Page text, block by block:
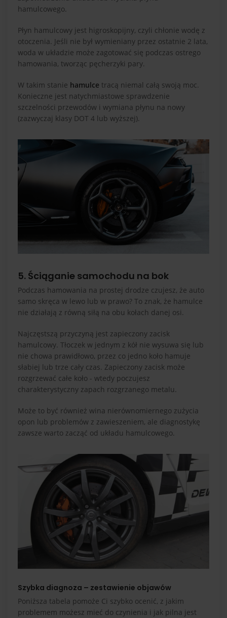
hamulcowego.
Płyn hamulcowy jest higroskopijny, czyli chłonie wodę z
otoczenia. Jeśli nie był wymieniany przez ostatnie 2 lata,
woda w układzie może zagotować się podczas ostrego
hamowania, tworząc pęcherzyki pary.
W takim stanie hamulce tracą niemal całą swoją moc.
Konieczne jest natychmiastowe sprawdzenie
szczelności przewodów i wymiana płynu na nowy
(zazwyczaj klasy DOT 4 lub wyższej).
5. Ściąganie samochodu na bok
Podczas hamowania na prostej drodze czujesz, że auto
samo skręca w lewo lub w prawo? To znak, że hamulce
nie działają z równą siłą na obu kołach danej osi.
Najczęstszą przyczyną jest zapieczony zacisk
hamulcowy. Tłoczek w jednym z kół nie wysuwa się lub
nie chowa prawidłowo, przez co jedno koło hamuje
słabiej lub trze cały czas. Zapieczony zacisk może
rozgrzewać całe koło - wtedy poczujesz
charakterystyczny zapach rozgrzanego metalu.
Może to być również wina nierównomiernego zużycia
opon lub problemów z zawieszeniem, ale diagnostykę
zawsze warto zacząć od układu hamulcowego.
Szybka diagnoza – zestawienie objawów
Poniższa tabela pomoże Ci szybko ocenić, z jakim
problemem możesz mieć do czynienia i jak pilna jest